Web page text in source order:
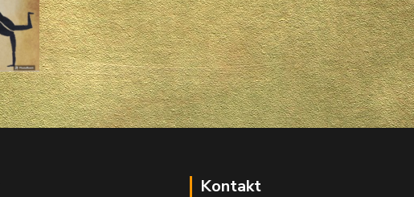
Kontakt